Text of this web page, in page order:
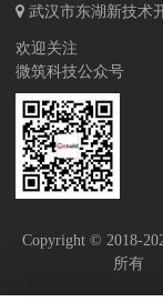
武汉市东湖新技术
欢迎关注
微筑科技公众号
Copyright © 2018-
所有